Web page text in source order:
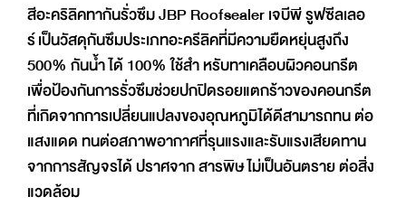
สีอะคริลิคทากันรั่วซึม JBP Roofsealer เจบีพี รูฟซีลเลอ
ร์ เป็นวัสดุกันซึมประเภทอะครีลิคที่มีความยืดหยุ่นสูงถึง
500% กันน้ำ ได้ 100% ใช้สำ หรับทาเคลือบผิวคอนกรีต
เพื่อป้องกันการรั่วซึมช่วยปกปิดรอยแตกร้าวของคอนกรีต
ที่เกิดจากการเปลี่ยนแปลงของอุณหภูมิได้ดีสามารถทน ต่อ
แสงแดด ทนต่อสภาพอากาศที่รุนแรงและรับแรงเสียดทาน
จากการสัญจรได้ ปราศจาก สารพิษ ไม่เป็นอันตราย ต่อสิ่ง
แวดล้อม